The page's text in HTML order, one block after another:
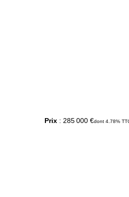
Prix: 285 000 €dont 4.78%